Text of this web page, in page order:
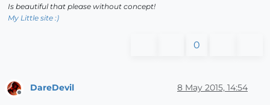
Is beautiful that please without concept!
My Little site :)
0
DareDevil 8 May 2015, 14:54